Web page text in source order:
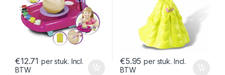
€12.71 per stuk. Incl.
BTW
€5.95 per stuk. Incl.
BTW